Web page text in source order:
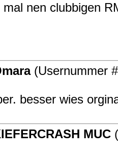
nen clubbigen
(Usernummer
besser wies
MUC